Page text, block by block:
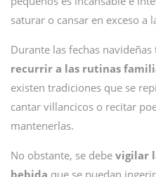
saturar o cansar en exceso a
Durante las fechas
recurrir a las rutinas
existen tradiciones que se
cantar villancicos o recitar
mantenerlas.
No obstante, se debe vigilar
bebida que se puedan